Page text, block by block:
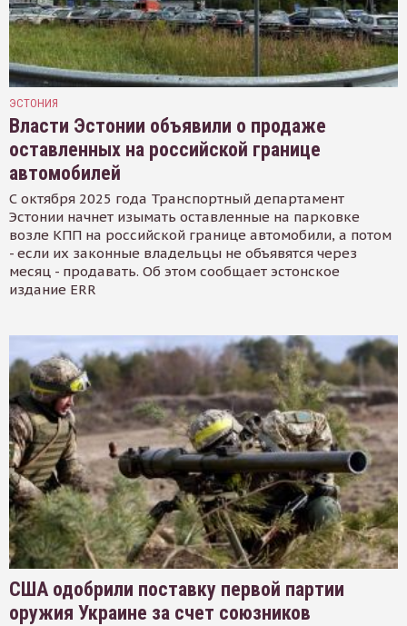
ЭСТОНИЯ
Власти Эстонии объявили о продаже
оставленных на российской границе
автомобилей
С октября 2025 года Транспортный департамент
Эстонии начнет изымать оставленные на парковке
возле КПП на российской границе автомобили, а потом
- если их законные владельцы не объявятся через
месяц - продавать. Об этом сообщает эстонское
издание ERR
США одобрили поставку первой партии
оружия Украине за счет союзников